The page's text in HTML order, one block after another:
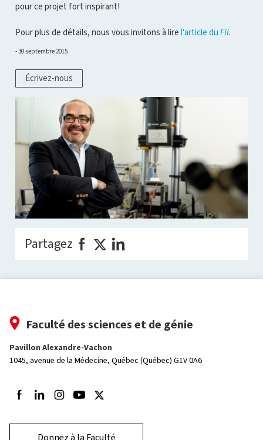
pour ce projet fort inspirant!
Pour plus de détails, nous vous invitons à lire l'article du Fil.
30 septembre 2015
Écrivez-nous
Partagez
Faculté des sciences et de génie
Pavillon Alexandre-Vachon
1045, avenue de la Médecine, Québec (Québec) G1V 0A6
Suivez-nous sur Facebook
Suivez-nous sur LinkedIn
Suivez-nous sur Instagram
Suivez-nous sur Youtube
Suivez-nous sur Twitter
Donnez à la Faculté